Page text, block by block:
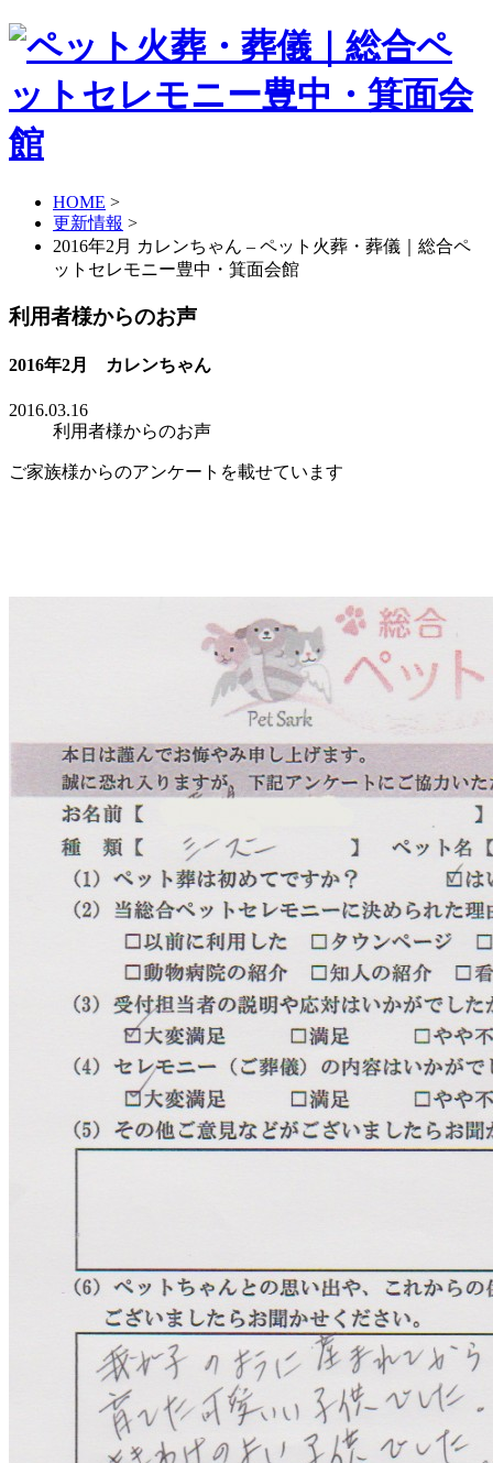
HOME >
更新情報 >
2016年2月 カレンちゃん – ペット火葬・葬儀｜総合ペ
ットセレモニー豊中・箕面会館
利用者様からのお声
2016年2月 カレンちゃん
2016.03.16
利用者様からのお声
ご家族様からのアンケートを載せています